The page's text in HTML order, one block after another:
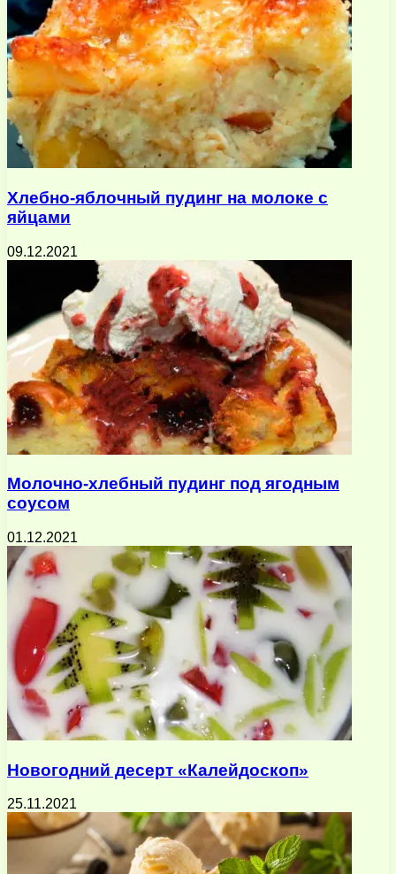
Хлебно-яблочный пудинг на молоке с
яйцами
09.12.2021
Молочно-хлебный пудинг под ягодным
соусом
01.12.2021
Новогодний десерт «Калейдоскоп»
25.11.2021